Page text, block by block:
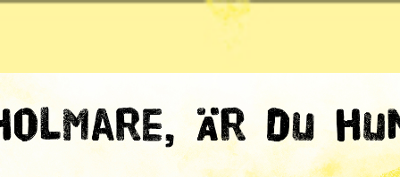
Syre Play Nyhetsbrev Stöd oss Mer